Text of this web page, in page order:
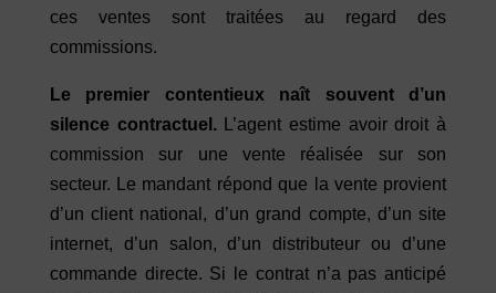
ces ventes sont traitées au regard des
commissions.
Le premier contentieux naît souvent d’un
silence contractuel.L’agent estime avoir droit à
commission sur une vente réalisée sur son
secteur. Le mandant répond que la vente provient
d’un client national, d’un grand compte, d’un site
internet, d’un salon, d’un distributeur ou d’une
commande directe. Si le contrat n’a pas anticipé